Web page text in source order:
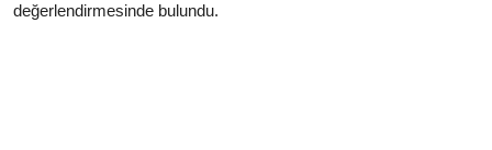
değerlendirmesinde bulundu.